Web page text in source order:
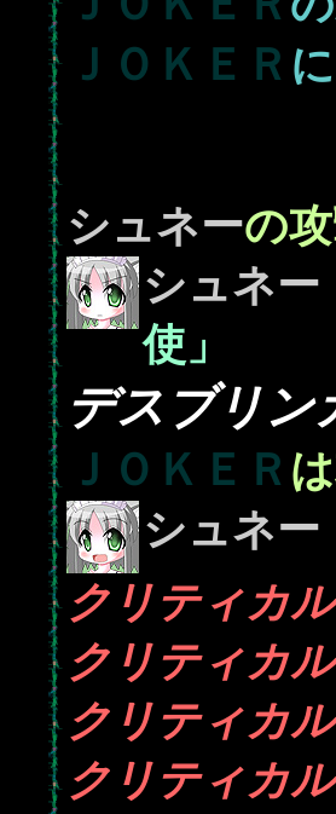
ＪＯＫＥＲ に
シュネーの攻
シュネー
使」
デスブリン
ＪＯＫＥＲ
シュネー
クリティカ
クリティカ
クリティカ
クリティカ